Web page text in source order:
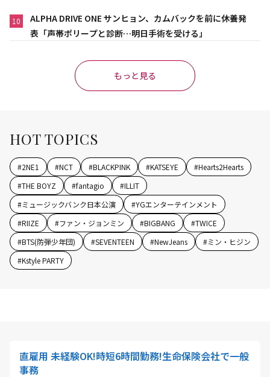
10
ALPHA DRIVE ONE サンヒョン、カムバックを前に休養発
表「声帯ポリープと診断…明日手術を受ける」
もっと見る
HOT TOPICS
#2NE1 #NCT #BLACKPINK #KATSEYE #Hearts2Hearts
#THE BOYZ #fantagio #ILLIT
#ミュージックバンク日本公演 #YGエンターテインメント
#RIIZE #ファン・ジョンミン #BIGBANG #TWICE
#BTS(防弾少年団) #SEVENTEEN #NewJeans #ミン・ヒジン
#Kstyle PARTY
直雇用 未経験OK!時短6時間勤務!生命保険会社で一般
事務